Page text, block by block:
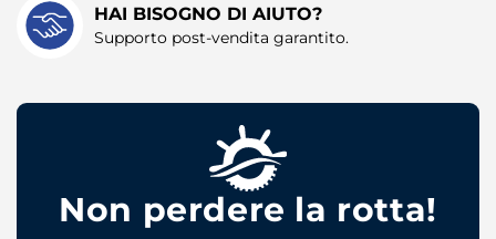
HAI BISOGNO DI AIUTO?
Supporto post-vendita garantito.
Non perdere la rotta!